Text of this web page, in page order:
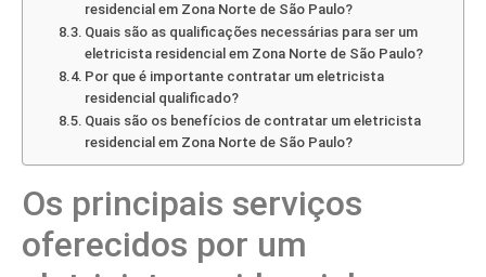
residencial em Zona Norte de São Paulo?
Quais são as qualificações necessárias para ser um
eletricista residencial em Zona Norte de São Paulo?
Por que é importante contratar um eletricista
residencial qualificado?
Quais são os benefícios de contratar um eletricista
residencial em Zona Norte de São Paulo?
Os principais serviços
oferecidos por um